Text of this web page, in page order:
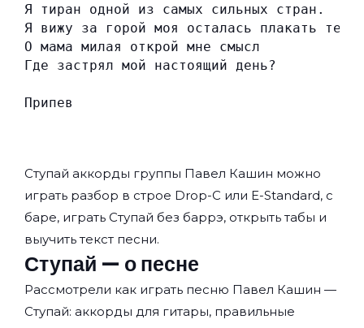
Я тиран одной из самых сильных стран.
Я вижу за горой моя осталась плакать
О мама милая открой мне смысл
Где застрял мой настоящий день?
Припев
Ступай аккорды группы Павел Кашин можно
играть разбор в строе Drop-C или E-Standard, с
баре, играть Ступай без баррэ, открыть табы и
выучить текст песни.
Ступай — о песне
Рассмотрели как играть песню Павел Кашин —
Ступай: аккорды для гитары, правильные